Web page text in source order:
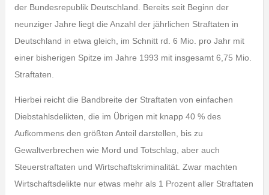
der Bundesrepublik Deutschland. Bereits seit Beginn der
neunziger Jahre liegt die Anzahl der jährlichen Straftaten in
Deutschland in etwa gleich, im Schnitt rd. 6 Mio. pro Jahr mit
einer bisherigen Spitze im Jahre 1993 mit insgesamt 6,75 Mio.
Straftaten.
Hierbei reicht die Bandbreite der Straftaten von einfachen
Diebstahlsdelikten, die im Übrigen mit knapp 40 % des
Aufkommens den größten Anteil darstellen, bis zu
Gewaltverbrechen wie Mord und Totschlag, aber auch
Steuerstraftaten und Wirtschaftskriminalität. Zwar machten
Wirtschaftsdelikte nur etwas mehr als 1 Prozent aller Straftaten